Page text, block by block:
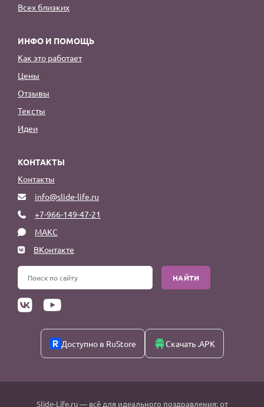
Всех близких
ИНФО И ПОМОЩЬ
Как это работает
Цены
Отзывы
Тексты
Идеи
КОНТАКТЫ
Контакты
info@slide-life.ru
+7-966-149-47-21
МАКС
ВКонтакте
НАЙТИ
Доступно в RuStore Скачать .APK
Slide-Life.ru— всё для идеального поздравления: от